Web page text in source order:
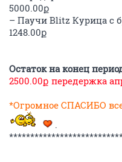
5000.00ք
– Паучи Blitz Курица с
1248.00ք
Остаток на конец
2500.00ք передержка
*Огромное СПАСИБО
.